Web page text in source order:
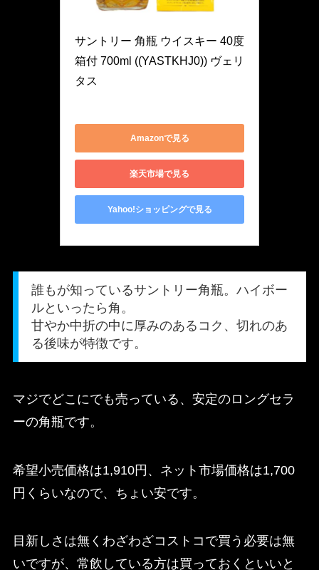
サントリー 角瓶 ウイスキー 40度
箱付 700ml ((YASTKHJ0)) ヴェリ
タス
Amazonで見る
楽天市場で見る
Yahoo!ショッピングで見る
誰もが知っているサントリー角瓶。ハイボー
ルといったら角。
甘やか中折の中に厚みのあるコク、切れのあ
る後味が特徴です。
マジでどこにでも売っている、安定のロングセラ
ーの角瓶です。
希望小売価格は1,910円、ネット市場価格は1,700
円くらいなので、ちょい安です。
目新しさは無くわざわざコストコで買う必要は無
いですが、常飲している方は買っておくといいと